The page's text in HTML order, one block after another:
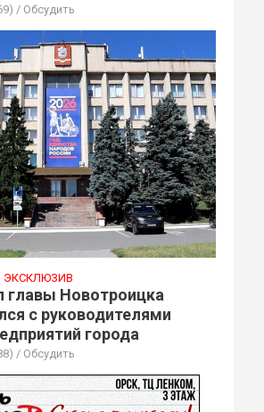
/ Обсудить
ЭКСКЛЮЗИВ
главы Новотроицка
с руководителями
города
/ Обсудить